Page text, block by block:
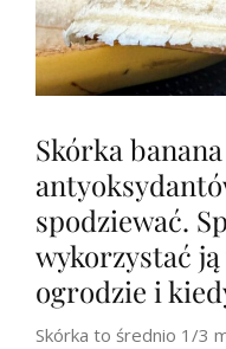
Skórka
spodziewać.
wykorzystać
ogrodzie i
Skórka to średnio 1/3